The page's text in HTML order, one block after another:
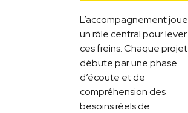
L’accompagnement joue
un rôle central pour lever
ces freins. Chaque projet
débute par une phase
d’écoute et de
compréhension des
besoins réels de